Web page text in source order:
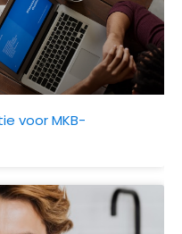
voor MKB-